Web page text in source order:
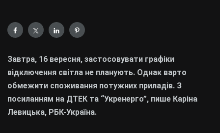
Завтра, 16 вересня, застосовувати графіки
відключення світла не планують. Однак варто
обмежити споживання потужних приладів. З
посиланням на ДТЕК та “Укренерго”, пише Каріна
Левицька, РБК-Україна.